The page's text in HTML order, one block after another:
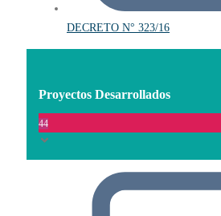
DECRETO N° 323/16
Proyectos Desarrollados
44